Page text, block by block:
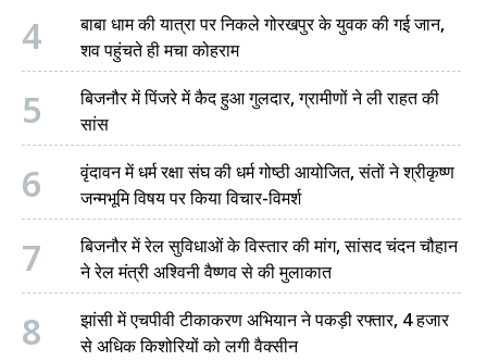
4
बाबा धाम की यात्रा पर निकले गोरखपुर के युवक की गई जान,
शव पहुंचते ही मचा कोहराम
5
बिजनौर में पिंजरे में कैद हुआ गुलदार, ग्रामीणों ने ली राहत की
सांस
6
वृंदावन में धर्म रक्षा संघ की धर्म गोष्ठी आयोजित, संतों ने श्रीकृष्ण
जन्मभूमि विषय पर किया विचार-विमर्श
7
बिजनौर में रेल सुविधाओं के विस्तार की मांग, सांसद चंदन चौहान
ने रेल मंत्री अश्विनी वैष्णव से की मुलाकात
8
झांसी में एचपीवी टीकाकरण अभियान ने पकड़ी रफ्तार, 4 हजार
से अधिक किशोरियों को लगी वैक्सीन